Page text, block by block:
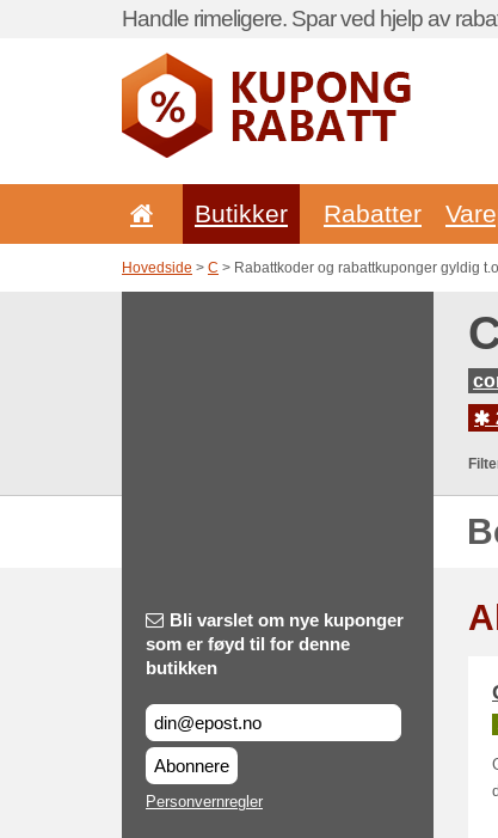
Handle rimeligere. Spar ved hjelp av
Butikker Rabatter
Hovedside > C > Rabattkoder og rabattkuponger gyldig
Bli varslet om nye kuponger
som er føyd til for denne
butikken
Abonnere
Personvernregler